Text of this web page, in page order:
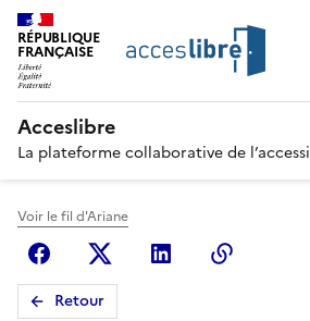
RÉPUBLIQUE
FRANÇAISE
Acceslibre
La plateforme collaborative de
Voir le fil d'Ariane
FacebookX (anciennement
Linkedin
Retour